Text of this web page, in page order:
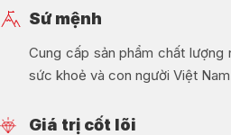
Sứ mệnh
Cung cấp sản phẩm chất lượng
sức khoẻ và con người Việt
Giá trị cốt lõi